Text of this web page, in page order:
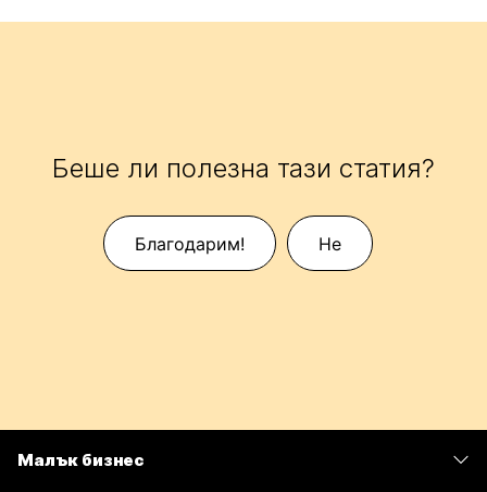
Беше ли полезна тази статия?
Благодарим! Не
Малък бизнес